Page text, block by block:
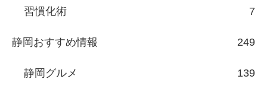
習慣化術 7
静岡おすすめ情報 249
静岡グルメ 139